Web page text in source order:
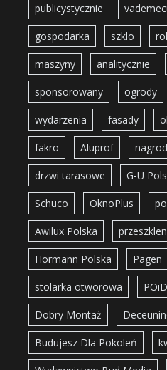
publicystycznie
gospodarka szklo
maszyny analitycznie
sponsorowany ogrody
wydarzenia fasady
fakro Aluprof
drzwi tarasowe G-U
Schüco OknoPlus
Awilux Polska
Hörmann Polska Pagen
stolarka otworowa POiD
Dobry Montaż
Budujesz Dla Pokoleń